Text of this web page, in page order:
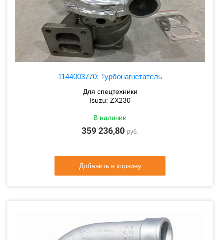
1144003770: Турбонагнетатель
Для спецтехники
Isuzu: ZX230
В наличии
359 236,80 руб.
Добавить в корзину